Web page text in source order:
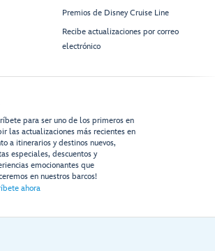
Premios de Disney Cruise Line
Recibe actualizaciones por correo
electrónico
para ser uno de los primeros en
las actualizaciones más recientes en
a itinerarios y destinos nuevos,
especiales, descuentos y
emocionantes que
en nuestros barcos!
ahora